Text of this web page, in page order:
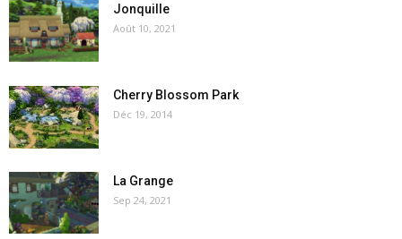
Jonquille
Août 10, 2021
Cherry Blossom Park
Déc 19, 2014
La Grange
Sep 24, 2021